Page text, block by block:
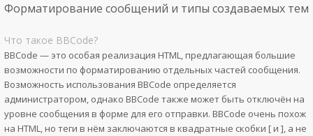
Форматирование сообщений и типы создаваемых тем
Что такое BBCode?
BBCode — это особая реализация HTML, предлагающая большие
возможности по форматированию отдельных частей сообщения.
Возможность использования BBCode определяется
администратором, однако BBCode также может быть отключён на
уровне сообщения в форме для его отправки. BBCode очень похож
на HTML, но теги в нём заключаются в квадратные скобки [ и ], а не